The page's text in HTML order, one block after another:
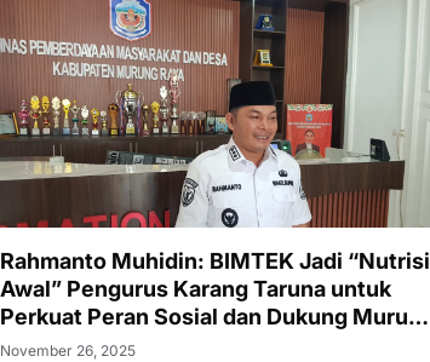
Rahmanto Muhidin: BIMTEK Jadi “Nutrisi
Awal” Pengurus Karang Taruna untuk
Perkuat Peran Sosial dan Dukung Murung
Raya Emas 2030
November 26, 2025